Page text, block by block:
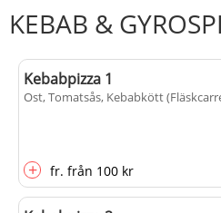
KEBAB &
Kebabpizza 1
Ost, Tomatsås, Kebabkött
+ fr. från 100 kr